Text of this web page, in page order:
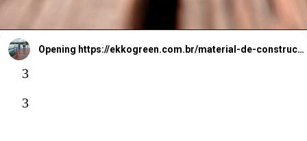
Opening https://ekkogreen.com.br/material-de-construcao-absorve-carbono/
3
3